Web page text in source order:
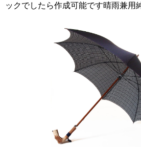
ックでしたら作成可能です晴雨兼用